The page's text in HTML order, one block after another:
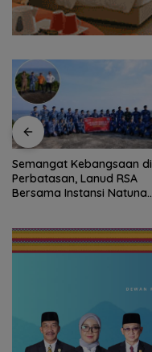
Semangat Kebangsaan di
Perbatasan, Lanud RSA
Bersama Instansi Natuna